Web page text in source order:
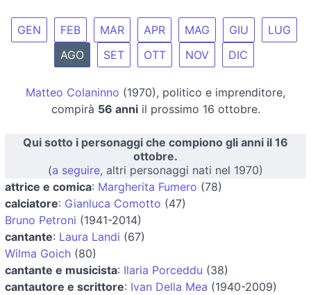
GEN FEB MAR APR MAG GIU
LUG
AGO
SET OTT NOV DIC
Matteo Colaninno (1970), politico e imprenditore,
compirà 56 anniil prossimo 16 ottobre.
Qui sotto i personaggi che compiono gli anni il 16
ottobre.
(a seguire, altri personaggi nati nel 1970)
attrice e comica: Margherita Fumero (78)
calciatore: Gianluca Comotto (47)
Bruno Petroni (1941-2014)
cantante: Laura Landi (67)
Wilma Goich (80)
cantante e musicista: Ilaria Porceddu (38)
cantautore e scrittore: Ivan Della Mea (1940-2009)